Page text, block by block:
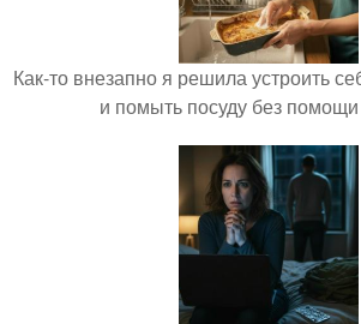
Как-то внезапно я решила устроить
и помыть посуду без помощи